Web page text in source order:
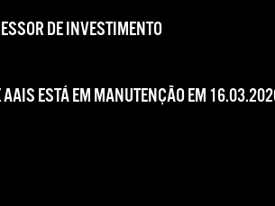
DE INVESTIMENTO
AAIS ESTÁ EM MANUTENÇÃO EM